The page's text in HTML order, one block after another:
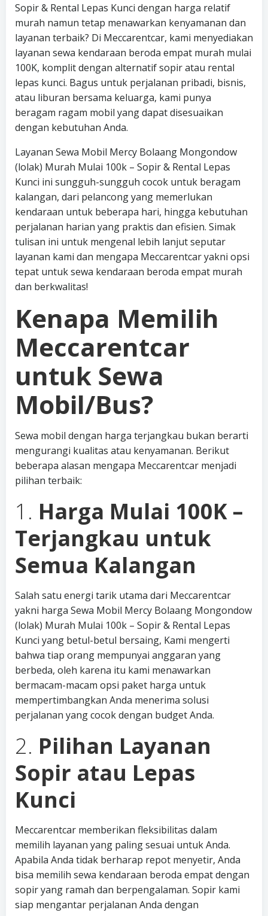
Sopir & Rental Lepas Kunci dengan harga relatif
murah namun tetap menawarkan kenyamanan dan
layanan terbaik? Di Meccarentcar, kami menyediakan
layanan sewa kendaraan beroda empat murah mulai
100K, komplit dengan alternatif sopir atau rental
lepas kunci. Bagus untuk perjalanan pribadi, bisnis,
atau liburan bersama keluarga, kami punya
beragam ragam mobil yang dapat disesuaikan
dengan kebutuhan Anda.
Layanan Sewa Mobil Mercy Bolaang Mongondow
(lolak) Murah Mulai 100k – Sopir & Rental Lepas
Kunci ini sungguh-sungguh cocok untuk beragam
kalangan, dari pelancong yang memerlukan
kendaraan untuk beberapa hari, hingga kebutuhan
perjalanan harian yang praktis dan efisien. Simak
tulisan ini untuk mengenal lebih lanjut seputar
layanan kami dan mengapa Meccarentcar yakni opsi
tepat untuk sewa kendaraan beroda empat murah
dan berkwalitas!
Kenapa Memilih
Meccarentcar
untuk Sewa
Mobil/Bus?
Sewa mobil dengan harga terjangkau bukan berarti
mengurangi kualitas atau kenyamanan. Berikut
beberapa alasan mengapa Meccarentcar menjadi
pilihan terbaik:
1. Harga Mulai 100K –
Terjangkau untuk
Semua Kalangan
Salah satu energi tarik utama dari Meccarentcar
yakni harga Sewa Mobil Mercy Bolaang Mongondow
(lolak) Murah Mulai 100k – Sopir & Rental Lepas
Kunci yang betul-betul bersaing, Kami mengerti
bahwa tiap orang mempunyai anggaran yang
berbeda, oleh karena itu kami menawarkan
bermacam-macam opsi paket harga untuk
mempertimbangkan Anda menerima solusi
perjalanan yang cocok dengan budget Anda.
2. Pilihan Layanan
Sopir atau Lepas
Kunci
Meccarentcar memberikan fleksibilitas dalam
memilih layanan yang paling sesuai untuk Anda.
Apabila Anda tidak berharap repot menyetir, Anda
bisa memilih sewa kendaraan beroda empat dengan
sopir yang ramah dan berpengalaman. Sopir kami
siap mengantar perjalanan Anda dengan